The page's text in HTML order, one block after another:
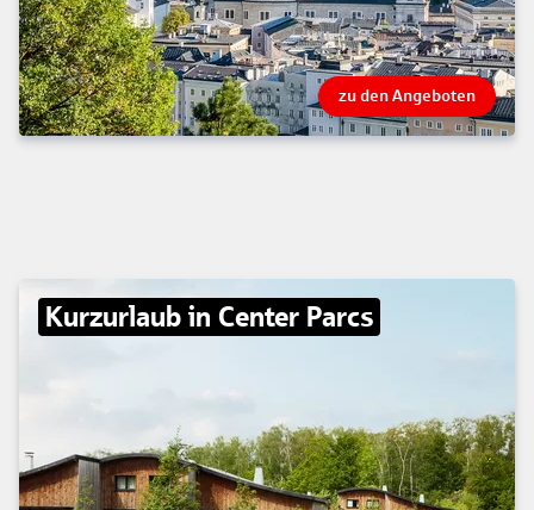
zu den Angeboten
Kurzurlaub in Center Parcs